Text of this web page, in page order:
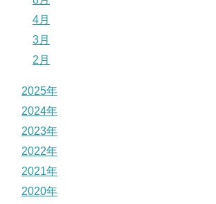
4月
3月
2月
2025年
2024年
2023年
2022年
2021年
2020年